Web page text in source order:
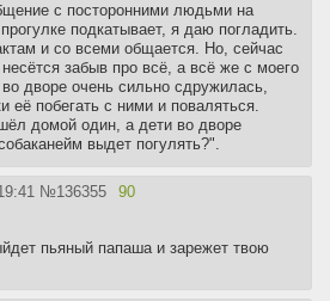
с посторонними людьми на
подкатывает, я даю погладить.
и со всеми общается. Но, сейчас
забыв про всё, а всё же с моего
дворе очень сильно сдружилась,
её побегать с ними и поваляться.
домой один, а дети во дворе
выдет погулять?".
№136355 90
пьяный папаша и зарежет твою